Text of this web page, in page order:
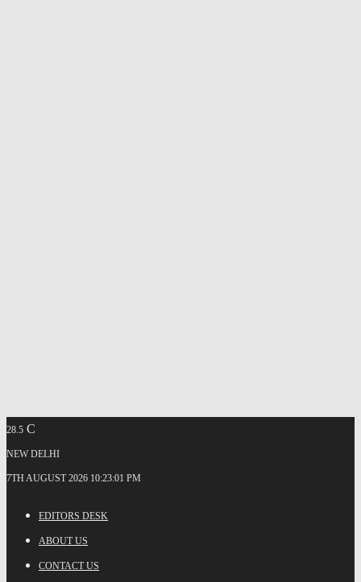
28.5 C
NEW DELHI
7TH AUGUST 2026 10:23:01 PM
EDITORS DESK
ABOUT US
CONTACT US